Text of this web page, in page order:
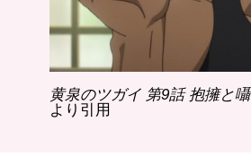
黄泉のツガイ 第9話 抱擁と
より引用